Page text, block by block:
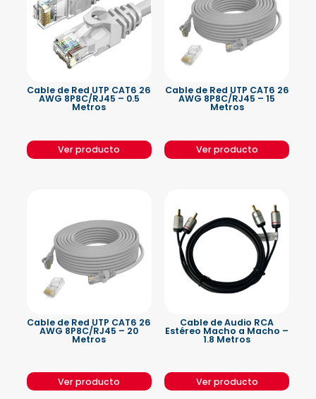
Cable de Red UTP CAT6 26
AWG 8P8C/RJ45 – 0.5
Metros
Ver producto
Cable de Red UTP CAT6 26
AWG 8P8C/RJ45 – 15
Metros
Ver producto
Cable de Red UTP CAT6 26
AWG 8P8C/RJ45 – 20
Metros
Ver producto
Cable de Audio RCA
Estéreo Macho a Macho –
1.8 Metros
Ver producto